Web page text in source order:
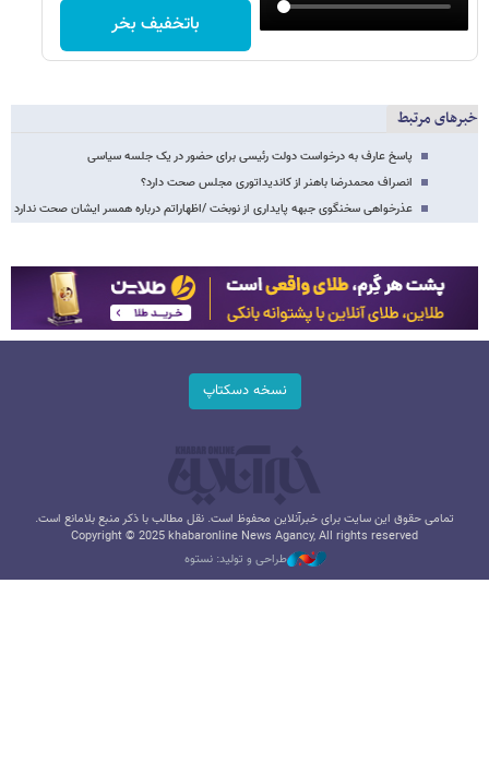
باتخفیف بخر
خبرهای مرتبط
پاسخ عارف به درخواست دولت رئیسی برای حضور در یک جلسه سیاسی
انصراف محمدرضا باهنر از کاندیداتوری مجلس صحت دارد؟
عذرخواهی سخنگوی جبهه پایداری از نوبخت /اظهاراتم درباره همسر ایشان صحت ندارد
نسخه دسکتاپ
تمامی حقوق این سایت برای خبرآنلاین محفوظ است. نقل مطالب با ذکر منبع بلامانع است.
Copyright © 2025 khabaronline News Agancy, All rights reserved
طراحی و تولید: نستوه